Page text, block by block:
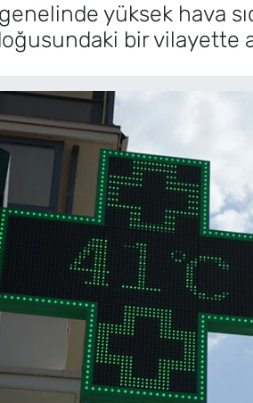
yüksek hava
bir vilayette